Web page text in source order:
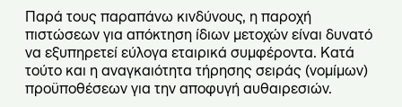
Παρά τους παραπάνω κινδύνους, η παροχή
πιστώσεων για απόκτηση ίδιων μετοχών είναι δυνατό
να εξυπηρετεί εύλογα εταιρικά συμφέροντα. Κατά
τούτο και η αναγκαιότητα τήρησης σειράς (νομίμων)
προϋποθέσεων για την αποφυγή αυθαιρεσιών.